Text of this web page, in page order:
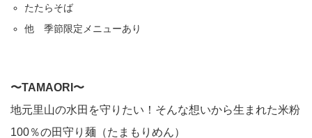
たたらそば
他 季節限定メニューあり
〜TAMAORI〜
地元里山の水田を守りたい！そんな想いから生まれた米粉
100％の田守り麺（たまもりめん）